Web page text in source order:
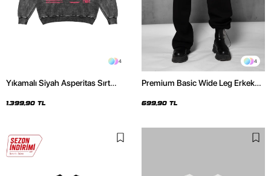
4
Yıkamalı Siyah Asperitas Sırt
1.399,90 TL
4
Premium Basic Wide Leg Erkek
699,90 TL